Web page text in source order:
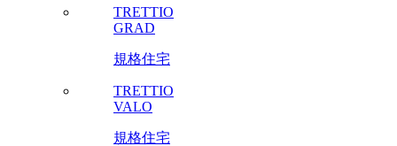
TRETTIO
GRAD
規格住宅
TRETTIO
VALO
規格住宅